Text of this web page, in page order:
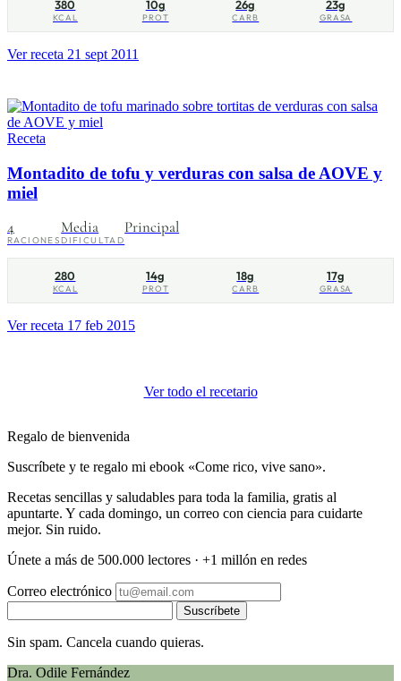
380
KCAL
10g
PROT
26g
CARB
23g
GRASA
Ver receta 21 sept 2011
Receta
Montadito de tofu y verduras con salsa de AOVE y
miel
4
RACIONES
Media
DIFICULTAD
Principal
280
KCAL
14g
PROT
18g
CARB
17g
GRASA
Ver receta 17 feb 2015
Ver todo el recetario
Regalo de bienvenida
Suscríbete y te regalo mi ebook «Come rico, vive sano».
Recetas sencillas y saludables para toda la familia, gratis al
apuntarte. Y cada domingo, un correo con ciencia para cuidarte
mejor. Sin ruido.
Únete a más de 500.000 lectores · +1 millón en redes
Correo electrónico
Suscríbete
Sin spam. Cancela cuando quieras.
Dra. Odile Fernández